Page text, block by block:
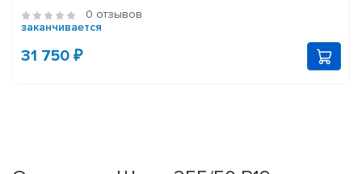
0 отзывов
заканчивается
31 750 ₽